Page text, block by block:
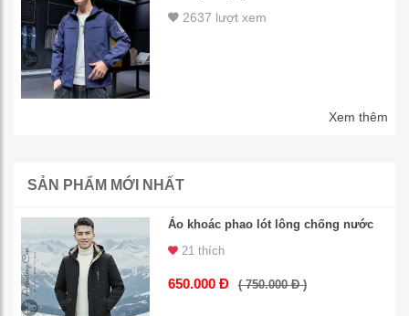
2637 lượt xem
Xem thêm
SẢN PHẨM MỚI NHẤT
Áo khoác phao lót lông chống nước
21 thích
650.000 Đ ( 750.000 Đ )